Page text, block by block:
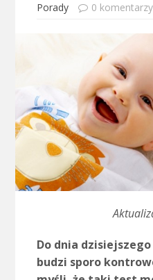
Porady
0 komentarzy
Do dnia dzisiejszego
budzi sporo